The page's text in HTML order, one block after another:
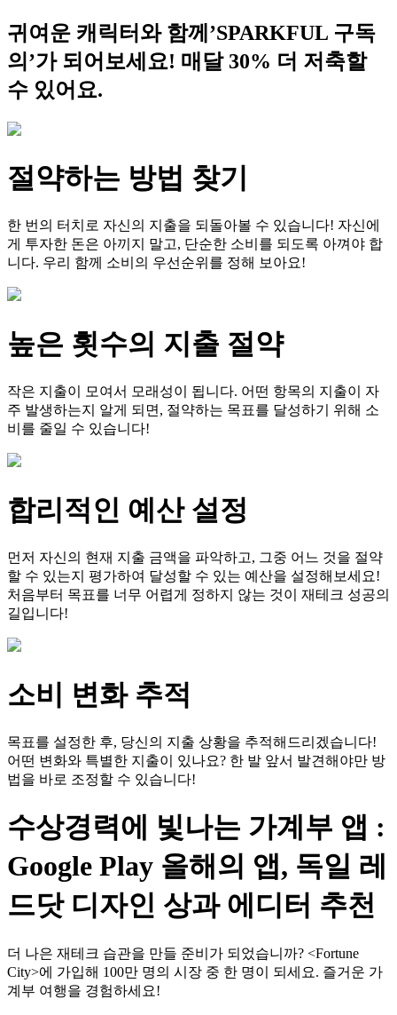
귀여운 캐릭터와 함께’SPARKFUL 구독
의’가 되어보세요! 매달 30% 더 저축할
수 있어요.
절약하는 방법 찾기
한 번의 터치로 자신의 지출을 되돌아볼 수 있습니다! 자신에
게 투자한 돈은 아끼지 말고, 단순한 소비를 되도록 아껴야 합
니다. 우리 함께 소비의 우선순위를 정해 보아요!
높은 횟수의 지출 절약
작은 지출이 모여서 모래성이 됩니다. 어떤 항목의 지출이 자
주 발생하는지 알게 되면, 절약하는 목표를 달성하기 위해 소
비를 줄일 수 있습니다!
합리적인 예산 설정
먼저 자신의 현재 지출 금액을 파악하고, 그중 어느 것을 절약
할 수 있는지 평가하여 달성할 수 있는 예산을 설정해보세요!
처음부터 목표를 너무 어렵게 정하지 않는 것이 재테크 성공의
길입니다!
소비 변화 추적
목표를 설정한 후, 당신의 지출 상황을 추적해드리겠습니다!
어떤 변화와 특별한 지출이 있나요? 한 발 앞서 발견해야만 방
법을 바로 조정할 수 있습니다!
수상경력에 빛나는 가계부 앱 :
Google Play 올해의 앱, 독일 레
드닷 디자인 상과 에디터 추천
더 나은 재테크 습관을 만들 준비가 되었습니까? <Fortune
City>에 가입해 100만 명의 시장 중 한 명이 되세요. 즐거운 가
계부 여행을 경험하세요!